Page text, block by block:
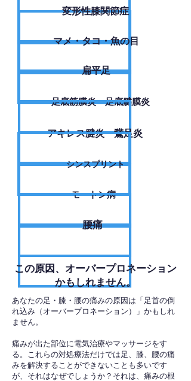
変形性膝関節症
​マメ・タコ・魚の目
扁平足
足底筋膜炎・足底腱膜炎
アキレス腱炎・鵞足炎
シンスプリント
モートン病
腰痛
​この原因、オーバープロネーション
かもしれません。
あなたの足・膝・腰の痛みの原因は「足首の倒
れ込み（オーバープロネーション）」かもしれ
ません。
痛みが出た部位に電気治療やマッサージをす
る。これらの対処療法だけでは足、膝、腰の痛
みを解決することができないことも多いです
が、それはなぜでしょうか？それは、痛みの根